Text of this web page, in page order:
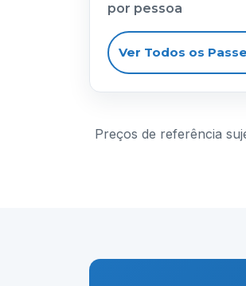
por pessoa
Ver Todos os
Preços de referência